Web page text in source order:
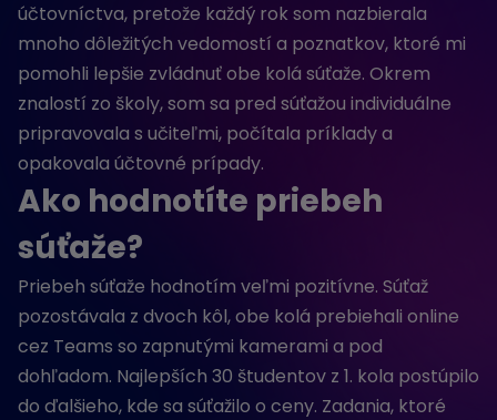
účtovníctva, pretože každý rok som nazbierala
mnoho dôležitých vedomostí a poznatkov, ktoré mi
pomohli lepšie zvládnuť obe kolá súťaže. Okrem
znalostí zo školy, som sa pred súťažou individuálne
pripravovala s učiteľmi, počítala príklady a
opakovala účtovné prípady.
Ako hodnotíte priebeh
súťaže?
Priebeh súťaže hodnotím veľmi pozitívne. Súťaž
pozostávala z dvoch kôl, obe kolá prebiehali online
cez Teams so zapnutými kamerami a pod
dohľadom. Najlepších 30 študentov z 1. kola postúpilo
do ďalšieho, kde sa súťažilo o ceny. Zadania, ktoré